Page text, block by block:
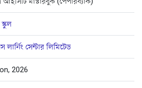
স্কুল
সেন্টার লিমিটেড
2026